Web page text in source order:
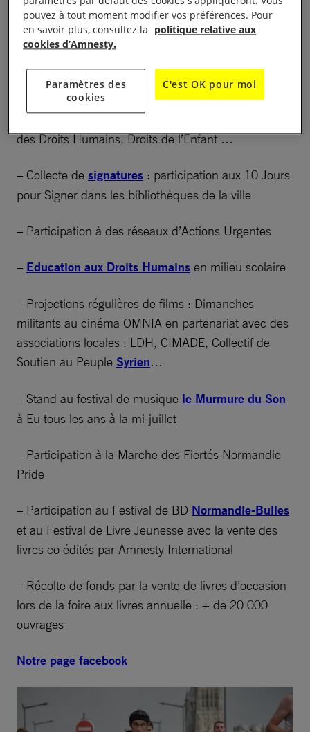
d’Amnesty International que nous relayons
localement auprès du public.
Actions et interventions
– Participation active aux campagnes nationales ou
des Droits Humains, Droits de l’Enfant …
– Collecte de signatures : participation aux 10 Jours
pour Signer dans les bibliothèques de la ville
– Participation à des réseaux d’Actions Urgentes
– Education aux Droits Humains en milieu scolaire
– Projections régulières de films : Dimanches
militants au cinéma OMNIA en partenariat avec des
associations locales : LDH, CIMADE, Collectif de
Soutien au Peuple Syrien…
– Stand au festival de musique le Murmure du Son
à Eu tous les ans à la mi-juillet
– Participation à la Marche des Fiertés Normandie
Pride
– Participation au Festival de BD Normandie-Bulles
et au Festival de Livre Jeunesse avec la vente des
livres co édités par Amnesty International
– Récolte de fonds par la vente de livres d’occasion
lors de la foire aux livres annuelle : + de 20 000
ouvrages
Notre page facebook
pouvez à tout moment modifier vos préférences. Pour
en savoir plus, consultez la politique relative aux
cookies d’Amnesty.
Paramètres des
cookies
C'est OK pour moi